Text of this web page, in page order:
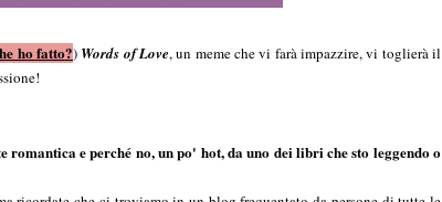
ho fatto?) Words of Love, un meme che vi farà impazzire, vi toglierà il
romantica e perché no, un po' hot, da uno dei libri che sto leggendo o